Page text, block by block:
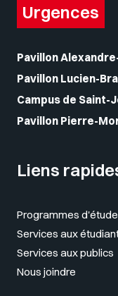
Urgences
Pavillon
Pavillon Lucien-
Campus de Saint-
Pavillon Pierre-
Liens
Programmes
Services aux
Services aux publics
Nous joindre